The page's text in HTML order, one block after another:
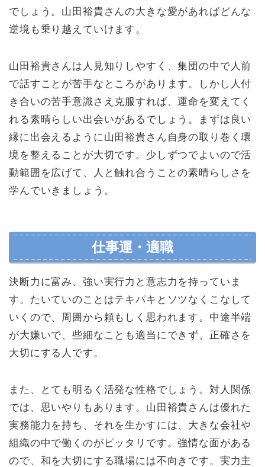
でしょう。山田裕貴さんの大きな愛があればどんな
逆境も乗り越えていけます。
山田裕貴さんは人見知りしやすく、集団の中で人前
で話すことが苦手なところがあります。しかし人付
き合いの苦手意識さえ克服すれば、運命を変えてく
れる素晴らしい出会いがあるでしょう。まずは良い
縁に出会えるように山田裕貴さん自身の取り巻く環
境を整えることが大切です。少しずつでよいので活
動範囲を広げて、人と触れ合うことの素晴らしさを
学んでいきましょう。
仕事運・適職
決断力に富み、強い実行力と意志力を持っていま
す。たいていのことはテキパキとソツなくこなして
いくので、周囲から頼もしく思われます。中途半端
が大嫌いで、些細なことも適当にできず、正確さを
大切にする人です。
また、とても明るく活発な性格でしょう。対人関係
では、思いやりもあります。山田裕貴さんは優れた
実務能力を持ち、それを生かすには、大きな会社や
組織の中で働くのがピッタリです。強情な面がある
ので、和を大切にする職場には不向きです。実力主